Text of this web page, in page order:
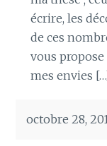
écrire, les
de ces
vous propose
mes envies
octobre 28,